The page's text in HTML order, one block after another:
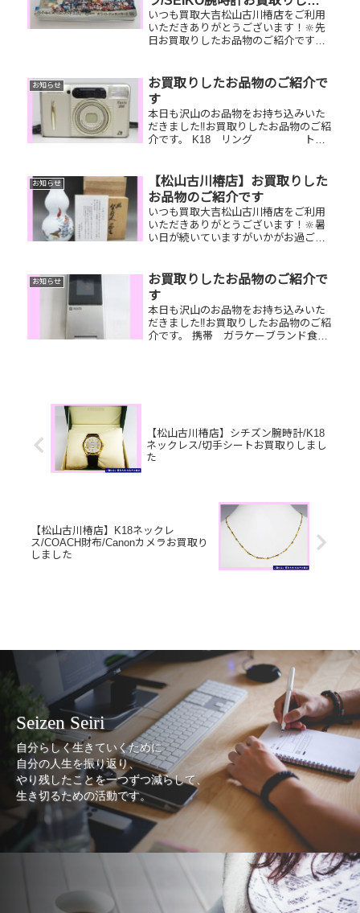
した
いつも買取大吉松山古川椿店をご利用
いただきありがとうございます！🔆先
日お買取りしたお品物のご紹介です。
物はございませんか？ぜひ買取大吉松
山古川椿店にお査定させてく...
お知らせ
お買取りしたお品物のご紹介で
す
本日も沢山のお品物をお持ち込みいた
だきました‼️お買取りしたお品物のご紹
介です。 K18 リング トリ
小物やジュエリー、商品券など一点一
点丁寧に査定させていただき...
お知らせ
【松山古川椿店】お買取りした
お品物のご紹介です
いつも買取大吉松山古川椿店をご利用
いただきありがとうございます！🔆暑
い日が続いていますがいかがお過ごし
買取りしたお品物のご紹介です！ 酒井
田柿右衛門一輪挿し／ティファニー
ポ...
お知らせ
お買取りしたお品物のご紹介で
す
本日も沢山のお品物をお持ち込みいた
だきました‼️お買取りしたお品物のご紹
介です。 携帯 ガラケーブランド食
【松山古川椿店】シチズン腕時計/K18
ネックレス/切手シートお買取りしまし
た
【松山古川椿店】K18ネックレ
ス/COACH財布/Canonカメラお買取り
しました
Seizen Seiri
自分らしく生きていくために
自分の人生を振り返り、
やり残したことを一つずつ減らして、
生き切るための活動です。